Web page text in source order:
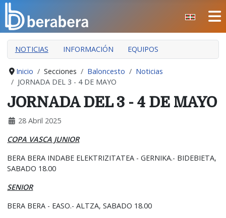
CERRAR
INICIO
CLUB
MANTEO
SECCIONES
EVENTOS
ÁREA SOCIAL
PREVENCIÓN DE LA VIOLENCIA
NOTICIAS INFORMACIÓN EQUIPOS
Inicio Secciones Baloncesto
Noticias
JORNADA DEL 3 - 4 DE MAYO
JORNADA DEL 3 - 4 DE MAYO
28 Abril 2025
COPA VASCA JUNIOR
BERA BERA INDABE ELEKTRIZITATEA - GERNIKA.- BIDEBIETA,
SABADO 18.00
SENIOR
BERA BERA - EASO.- ALTZA, SABADO 18.00